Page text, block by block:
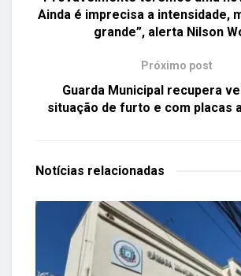
Ainda é imprecisa a intensidade,
grande”, alerta Nilson
Próximo post
Guarda Municipal recupera
situação de furto e com placas
Notícias relacionadas